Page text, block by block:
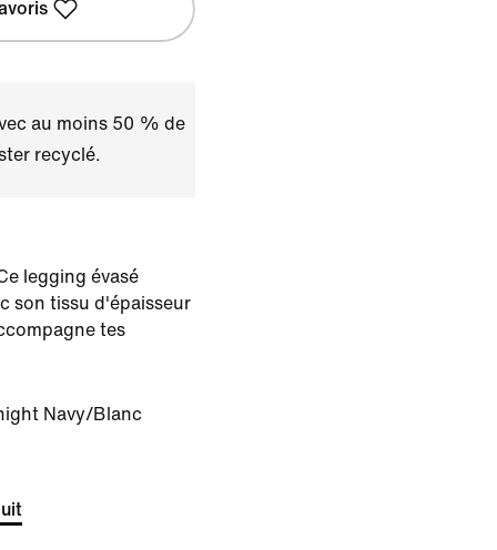
au moins 50 % de
recyclé.
legging évasé
son tissu d'épaisseur
tes
Navy/Blanc